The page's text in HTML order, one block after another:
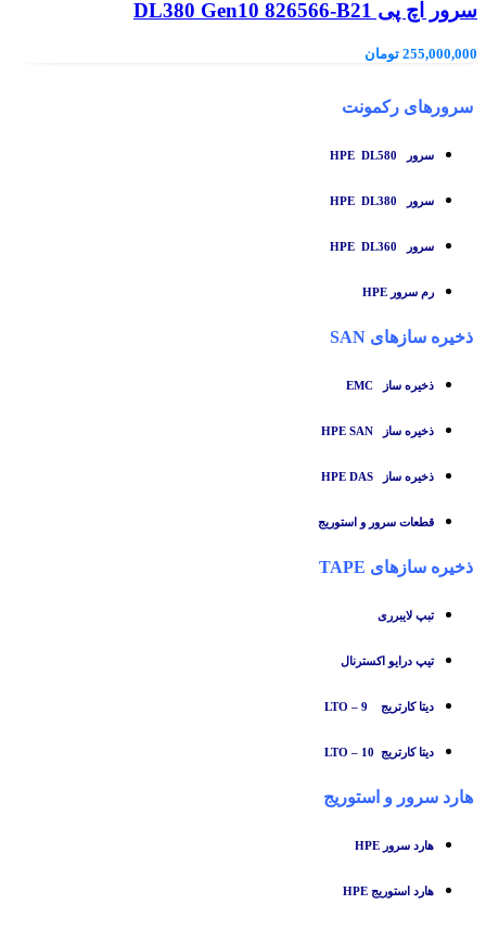
سرور اچ پی DL380 Gen10 826566-B21
255,000,000 تومان
سرورهای رکمونت
سرور HPE DL580
سرور HPE DL380
سرور HPE DL360
رم سرور HPE
ذخیره سازهای SAN
ذخیره ساز
ذخیره ساز HPE SAN
ذخیره ساز HPE DAS
قطعات سرور و استوریج
ذخیره سازهای TAPE
تبپ لایبرری
تیپ درایو اکسترنال
دیتا کارتریج LTO – 9
دیتا کارتریج LTO – 10
هارد سرور و استوریج
هارد سرور HPE
هارد استوریج HPE